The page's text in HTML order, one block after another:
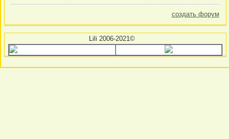
создать форум
Lili 2006-2021©